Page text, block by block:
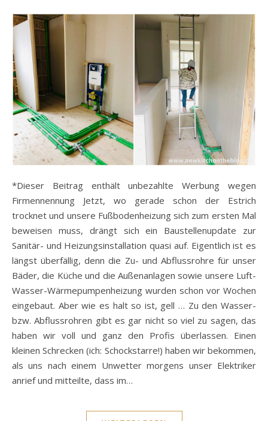
*Dieser Beitrag enthält unbezahlte Werbung wegen
Firmennennung Jetzt, wo gerade schon der Estrich
trocknet und unsere Fußbodenheizung sich zum ersten Mal
beweisen muss, drängt sich ein Baustellenupdate zur
Sanitär- und Heizungsinstallation quasi auf. Eigentlich ist es
längst überfällig, denn die Zu- und Abflussrohre für unser
Bäder, die Küche und die Außenanlagen sowie unsere Luft-
Wasser-Wärmepumpenheizung wurden schon vor Wochen
eingebaut. Aber wie es halt so ist, gell … Zu den Wasser-
bzw. Abflussrohren gibt es gar nicht so viel zu sagen, das
haben wir voll und ganz den Profis überlassen. Einen
kleinen Schrecken (ich: Schockstarre!) haben wir bekommen,
als uns nach einem Unwetter morgens unser Elektriker
anrief und mitteilte, dass im…